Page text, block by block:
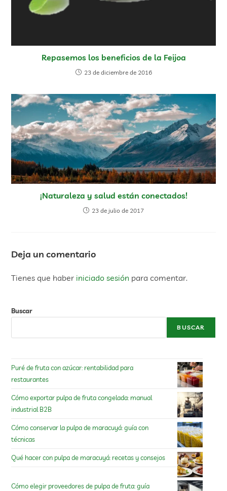
Repasemos los beneficios de la Feijoa
23 de diciembre de 2016
¡Naturaleza y salud están conectados!
23 de julio de 2017
Deja un comentario
Tienes que haber iniciado sesión para comentar.
Buscar
BUSCAR
Puré de fruta con azúcar: rentabilidad para
restaurantes
Cómo exportar pulpa de fruta congelada: manual
industrial B2B
Cómo conservar la pulpa de maracuyá: guía con
técnicas
Qué hacer con pulpa de maracuyá: recetas y consejos
Cómo elegir proveedores de pulpa de fruta: guía